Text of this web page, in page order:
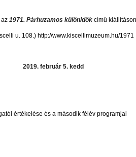
az 1971. Párhuzamos különidők című kiállításon
u. 108.) http://www.kiscellimuzeum.hu/1971
2019. február 5. kedd
értékelése és a második félév programjai